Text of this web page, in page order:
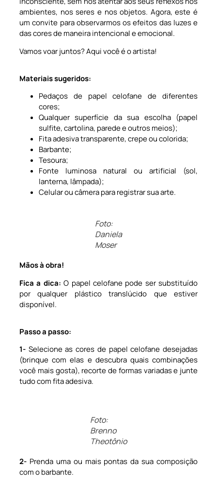
ambientes, nos seres e nos objetos. Agora, este é
um convite para observarmos os efeitos das luzes e
das cores de maneira intencional e emocional.
Vamos voar juntos? Aqui você é o artista!
Materiais sugeridos:
Pedaços de papel celofane de diferentes
cores;
Qualquer superfície da sua escolha (papel
sulfite, cartolina, parede e outros meios);
Fita adesiva transparente, crepe ou colorida;
Barbante;
Tesoura;
Fonte luminosa natural ou artificial (sol,
lanterna, lâmpada);
Celular ou câmera para registrar sua arte.
Foto:
Daniela
Moser
Mãos à obra!
Fica a dica: O papel celofane pode ser substituído
por qualquer plástico translúcido que estiver
disponível.
Passo a passo:
1- Selecione as cores de papel celofane desejadas
(brinque com elas e descubra quais combinações
você mais gosta), recorte de formas variadas e junte
tudo com fita adesiva.
Foto:
Brenno
Theotônio
2- Prenda uma ou mais pontas da sua composição
com o barbante.